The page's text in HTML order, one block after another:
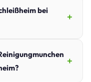
bei